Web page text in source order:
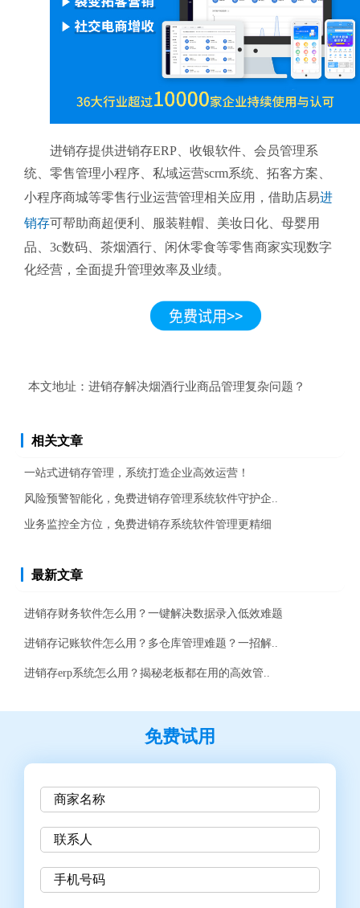
进销存提供进销存ERP、收银软件、会员管理系
统、零售管理小程序、私域运营scrm系统、拓客方案、
小程序商城等零售行业运营管理相关应用，借助店易进
销存可帮助商超便利、服装鞋帽、美妆日化、母婴用
品、3c数码、茶烟酒行、闲休零食等零售商家实现数字
化经营，全面提升管理效率及业绩。
本文地址： 进销存解决烟酒行业商品管理复杂问题？
相关文章
一站式进销存管理，系统打造企业高效运营！
风险预警智能化，免费进销存管理系统软件守护企..
业务监控全方位，免费进销存系统软件管理更精细
最新文章
进销存财务软件怎么用？一键解决数据录入低效难题
进销存记账软件怎么用？多仓库管理难题？一招解..
进销存erp系统怎么用？揭秘老板都在用的高效管..
免费试用